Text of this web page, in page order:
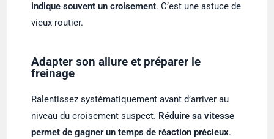
indique souvent un croisement. C’est une astuce de
vieux routier.
Adapter son allure et préparer le
freinage
Ralentissez systématiquement avant d’arriver au
niveau du croisement suspect. Réduire sa vitesse
permet de gagner un temps de réaction précieux.